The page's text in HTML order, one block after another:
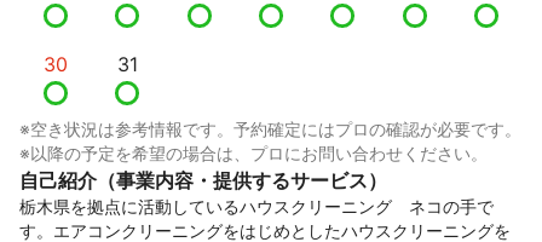
30 31
※空き状況は参考情報です。予約確定にはプロの確認が必要です。
※以降の予定を希望の場合は、プロにお問い合わせください。
自己紹介（事業内容・提供するサービス）
栃木県を拠点に活動しているハウスクリーニング　ネコの手で
す。エアコンクリーニングをはじめとしたハウスクリーニングを